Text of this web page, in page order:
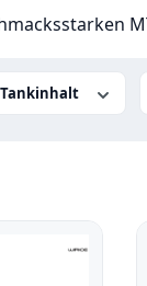
Tankinhalt